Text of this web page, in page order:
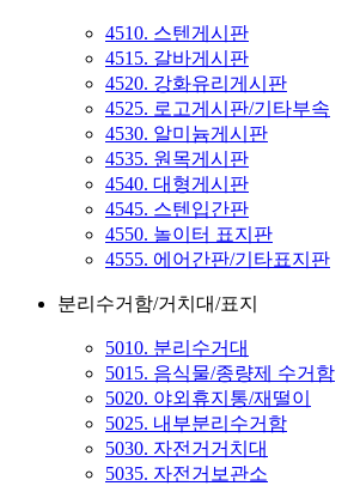
4510. 스텐게시판
4515. 갈바게시판
4520. 강화유리게시판
4525. 로고게시판/기타부속
4530. 알미늄게시판
4535. 원목게시판
4540. 대형게시판
4545. 스텐입간판
4550. 놀이터 표지판
4555. 에어간판/기타표지판
분리수거함/거치대/표지
5010. 분리수거대
5015. 음식물/종량제 수거함
5020. 야외휴지통/재떨이
5025. 내부분리수거함
5030. 자전거거치대
5035. 자전거보관소